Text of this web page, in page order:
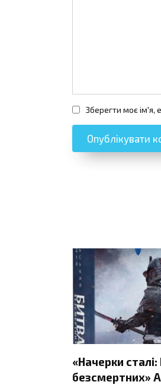
Зберегти моє ім'я,
«Начерки
безсмертних»